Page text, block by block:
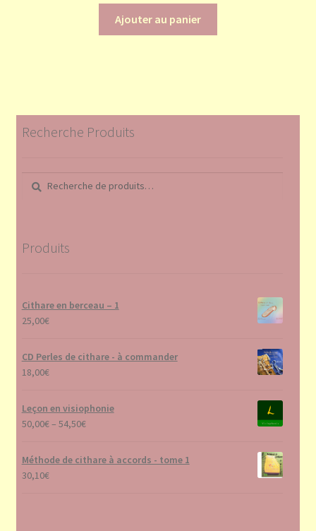
Ajouter au panier
Recherche Produits
pour :
Produits
Cithare en berceau – 1
25,00€
CD Perles de cithare - à commander
18,00€
Leçon en visiophonie
50,00€– 54,50€
Méthode de cithare à accords - tome 1
30,10€